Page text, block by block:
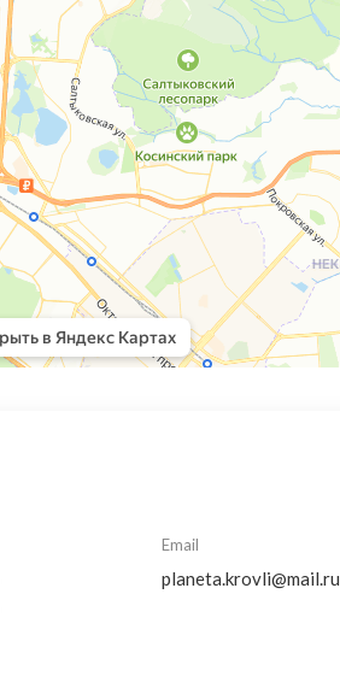
Email
planeta.krovli@mail.ru